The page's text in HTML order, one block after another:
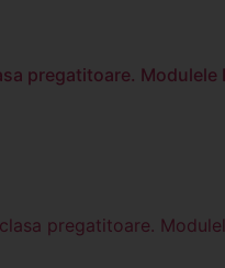
pregatitoare. Modulele